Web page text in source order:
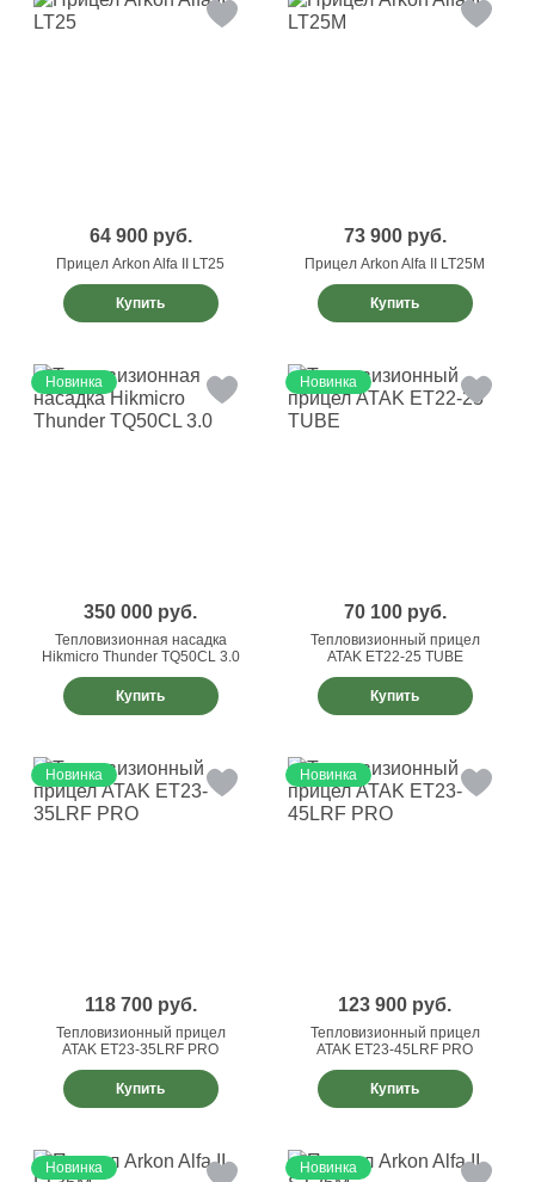
64 900 руб.
Прицел Arkon Alfa II LT25
Купить
73 900 руб.
Прицел Arkon Alfa II LT25M
Купить
Новинка
350 000 руб.
Тепловизионная насадка
Hikmicro Thunder TQ50CL 3.0
Купить
Новинка
70 100 руб.
Тепловизионный прицел
ATAK ET22-25 TUBE
Купить
Новинка
118 700 руб.
Тепловизионный прицел
ATAK ET23-35LRF PRO
Купить
Новинка
123 900 руб.
Тепловизионный прицел
ATAK ET23-45LRF PRO
Купить
Новинка Новинка